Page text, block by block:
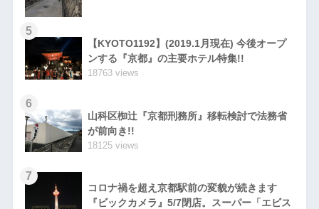
5
【KYOTO1192】(2019.1月現在) 今後オープ
ンする『京都』の主要ホテル特集!!
18763 views
6
山科区椥辻『京都刑務所』移転検討で法務省
が前向き!!
18125 views
7
コロナ禍を超え京都駅前の変貌が続きます
『ビックカメラ』5/7閉店。スーパー「エビス